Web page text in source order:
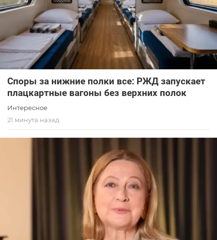
Споры за нижние полки все: РЖД запускает
плацкартные вагоны без верхних полок
Интересное
21 минута назад